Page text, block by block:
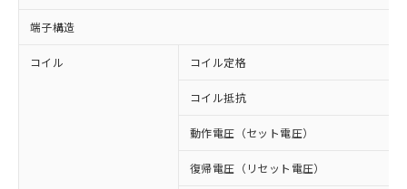
端子構造
コイル コイル定格
コイル抵抗
動作電圧（セット電圧）
復帰電圧（リセット電圧）